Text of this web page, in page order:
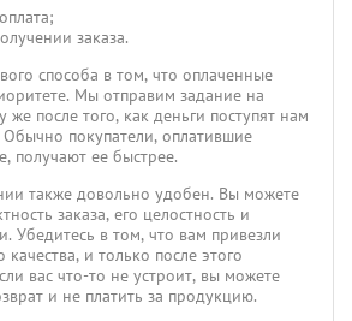
заказа.
способа в том, что оплаченные
Мы отправим задание на
же после того, как деньги поступят нам
Обычно покупатели, оплатившие
получают ее быстрее.
также довольно удобен. Вы можете
заказа, его целостность и
Убедитесь в том, что вам привезли
и только после этого
вас что-то не устроит, вы можете
и не платить за продукцию.